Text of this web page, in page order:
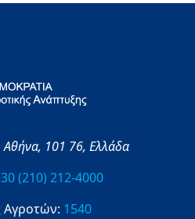
Αθήνα, 101 76, Ελλάδα
(210) 212-4000
Αγροτών: 1540